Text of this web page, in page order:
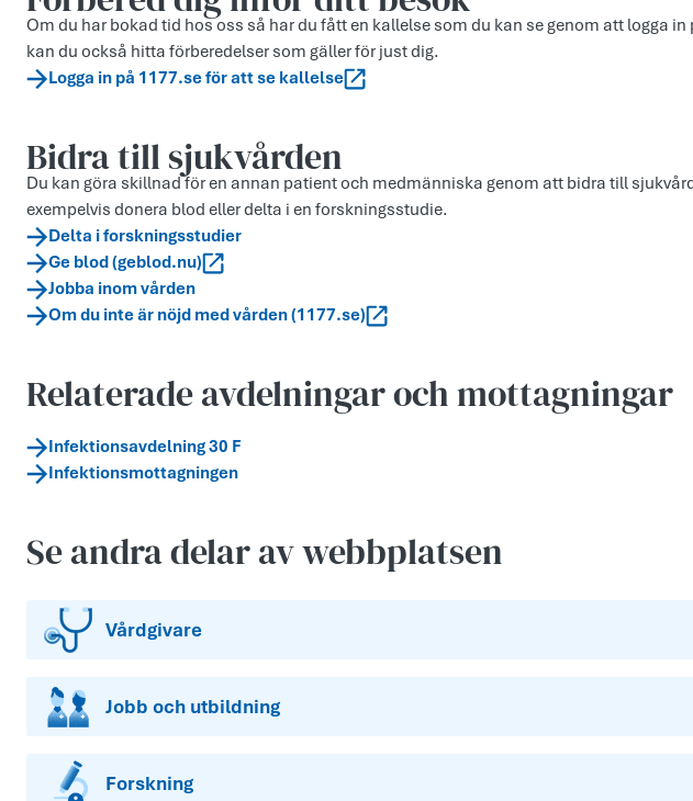
Om du har bokad tid hos oss så har du fått en kallelse som du kan se genom att logga
kan du också hitta förberedelser som gäller för just dig.
Logga in på 1177.se för att se kallelse
Bidra till sjukvården
Du kan göra skillnad för en annan patient och medmänniska genom att bidra till
exempelvis donera blod eller delta i en forskningsstudie.
Delta i forskningsstudier
Ge blod (geblod.nu)
Jobba inom vården
Om du inte är nöjd med vården (1177.se)
Relaterade avdelningar och mottagningar
Infektionsavdelning 30 F
Infektionsmottagningen
Se andra delar av webbplatsen
Vårdgivare
Jobb och utbildning
Forskning